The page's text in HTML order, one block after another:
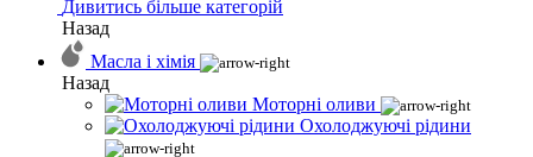
Дивитись більше категорій
Назад
Масла і хімія
Назад
Моторні оливи
Охолоджуючі рідини